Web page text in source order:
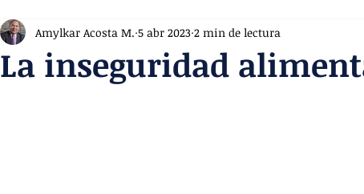
La inseguridad
Amylkar Acosta M. 5 abr 2023 2 min de lectura